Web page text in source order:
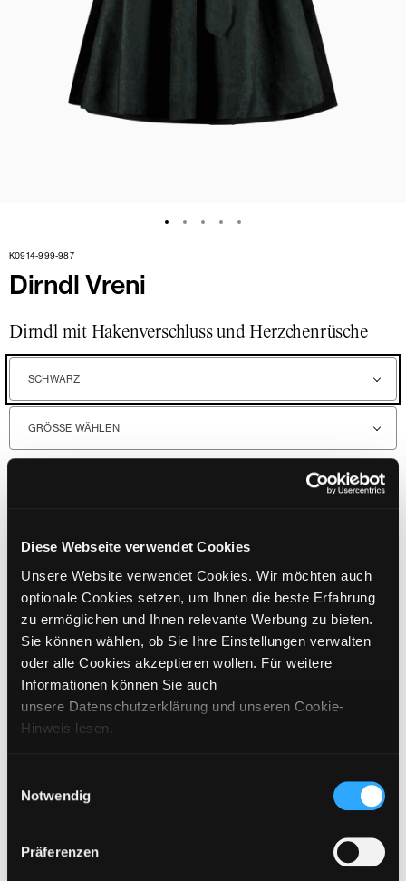
Diese Webseite verwendet Cookies
Unsere Website verwendet Cookies. Wir möchten auch
optionale Cookies setzen, um Ihnen die beste Erfahrung
zu ermöglichen und Ihnen relevante Werbung zu bieten.
Sie können wählen, ob Sie Ihre Einstellungen verwalten
oder alle Cookies akzeptieren wollen. Für weitere
Informationen können Sie auch
unsere Datenschutzerklärung und unseren Cookie-
Hinweis lesen.
Notwendig
Präferenzen
K0914-999-987
Dirndl Vreni
Dirndl mit Hakenverschluss und Herzchenrüsche
SCHWARZ
GRÖSSE WÄHLEN
€799
IN DEN WARENKORB
DETAILS
GRÖSSENANGABEN
PFLEGEHINWEISE